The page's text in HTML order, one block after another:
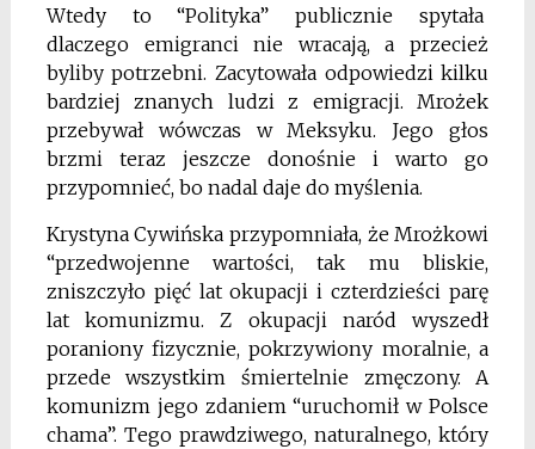
Wtedy to “Polityka” publicznie spytała
dlaczego emigranci nie wracają, a przecież
byliby potrzebni. Zacytowała odpowiedzi kilku
bardziej znanych ludzi z emigracji. Mrożek
przebywał wówczas w Meksyku. Jego głos
brzmi teraz jeszcze donośnie i warto go
przypomnieć, bo nadal daje do myślenia.
Krystyna Cywińska przypomniała, że Mrożkowi
“przedwojenne wartości, tak mu bliskie,
zniszczyło pięć lat okupacji i czterdzieści parę
lat komunizmu. Z okupacji naród wyszedł
poraniony fizycznie, pokrzywiony moralnie, a
przede wszystkim śmiertelnie zmęczony. A
komunizm jego zdaniem “uruchomił w Polsce
chama”. Tego prawdziwego, naturalnego, który